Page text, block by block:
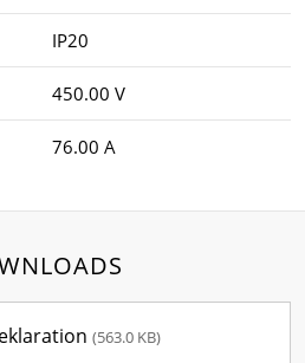
IP20
450.00 V
76.00 A
(563.0 KB)